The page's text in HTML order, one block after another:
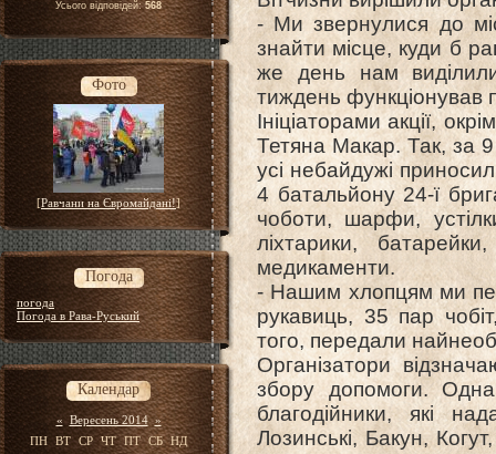
Усього відповідей:568
Фото
[Равчани на Євромайдані!]
Погода
погода
Погода в Рава-Руський
Календар
« Вересень 2014 »
ПН
ВТ СР ЧТ ПТ СБ
НД
- Ми звернулися до
знайти місце, куди б
же день нам
тиждень функціонував
Ініціаторами акції,
Тетяна Макар. Так, за 9
усі небайдужі
4 батальйону 24-ї
чоботи, шарфи,
ліхтарики,
медикаменти.
- Нашим хлопцям ми
рукавиць, 35 пар
того, передали
Організатори
збору допомоги.
благодійники, які
Лозинські, Бакун,